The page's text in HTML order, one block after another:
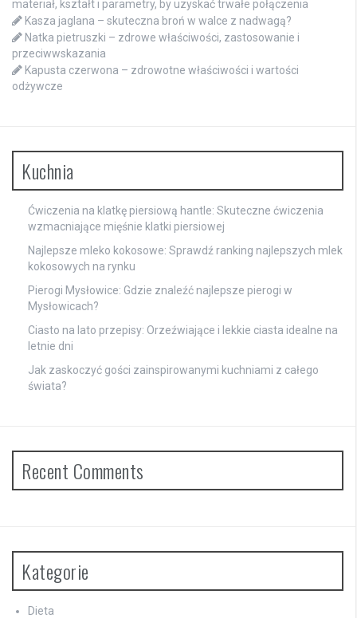
materiał, kształt i parametry, by uzyskać trwałe połączenia
Kasza jaglana – skuteczna broń w walce z nadwagą?
Natka pietruszki – zdrowe właściwości, zastosowanie i
przeciwwskazania
Kapusta czerwona – zdrowotne właściwości i wartości
odżywcze
Kuchnia
Ćwiczenia na klatkę piersiową hantle: Skuteczne ćwiczenia
wzmacniające mięśnie klatki piersiowej
Najlepsze mleko kokosowe: Sprawdź ranking najlepszych mlek
kokosowych na rynku
Pierogi Mysłowice: Gdzie znaleźć najlepsze pierogi w
Mysłowicach?
Ciasto na lato przepisy: Orzeźwiające i lekkie ciasta idealne na
letnie dni
Jak zaskoczyć gości zainspirowanymi kuchniami z całego
świata?
Recent Comments
Kategorie
Dieta